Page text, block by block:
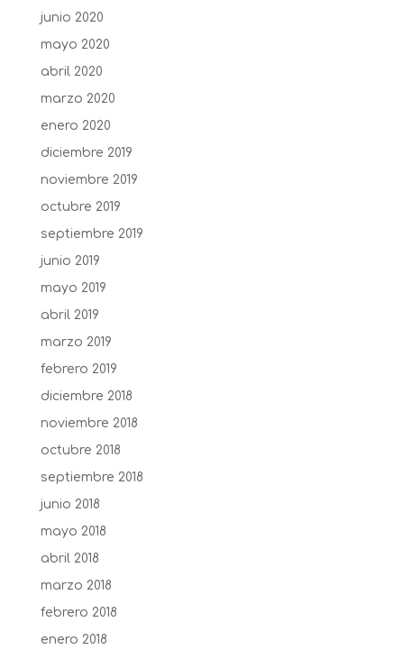
junio 2020
mayo 2020
abril 2020
marzo 2020
enero 2020
diciembre 2019
noviembre 2019
octubre 2019
septiembre 2019
junio 2019
mayo 2019
abril 2019
marzo 2019
febrero 2019
diciembre 2018
noviembre 2018
octubre 2018
septiembre 2018
junio 2018
mayo 2018
abril 2018
marzo 2018
febrero 2018
enero 2018